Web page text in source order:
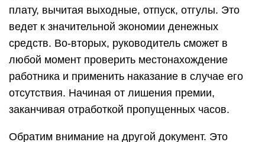
плату, вычитая выходные, отпуск, отгулы. Это
ведет к значительной экономии денежных
средств. Во-вторых, руководитель сможет в
любой момент проверить местонахождение
работника и применить наказание в случае его
отсутствия. Начиная от лишения премии,
заканчивая отработкой пропущенных часов.
Обратим внимание на другой документ. Это